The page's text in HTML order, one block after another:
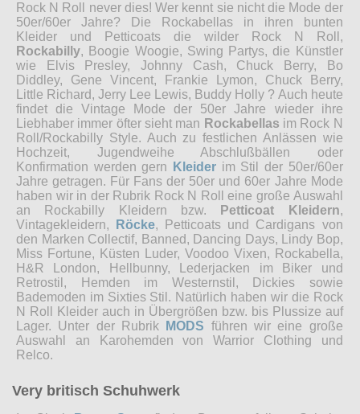
Rock N Roll never dies! Wer kennt sie nicht die Mode der
50er/60er Jahre? Die Rockabellas in ihren bunten
Kleider und Petticoats die wilder Rock N Roll,
Rockabilly, Boogie Woogie, Swing Partys, die Künstler
wie Elvis Presley, Johnny Cash, Chuck Berry, Bo
Diddley, Gene Vincent, Frankie Lymon, Chuck Berry,
Little Richard, Jerry Lee Lewis, Buddy Holly ? Auch heute
findet die Vintage Mode der 50er Jahre wieder ihre
Liebhaber immer öfter sieht man Rockabellas im Rock N
Roll/Rockabilly Style. Auch zu festlichen Anlässen wie
Hochzeit, Jugendweihe Abschlußbällen oder
Konfirmation werden gern
Kleiderim Stil der 50er/60er
Jahre getragen. Für Fans der 50er und 60er Jahre Mode
haben wir in der Rubrik Rock N Roll eine große Auswahl
an Rockabilly Kleidern bzw.
Petticoat Kleidern,
Vintagekleidern,
Röcke, Petticoats und Cardigans von
den Marken Collectif, Banned, Dancing Days, Lindy Bop,
Miss Fortune, Küsten Luder, Voodoo Vixen, Rockabella,
H&R London, Hellbunny, Lederjacken im Biker und
Retrostil, Hemden im Westernstil, Dickies sowie
Bademoden im Sixties Stil. Natürlich haben wir die Rock
N Roll Kleider auch in Übergrößen bzw. bis Plussize auf
Lager. Unter der Rubrik
MODS führen wir eine große
Auswahl an Karohemden von Warrior Clothing und
Relco.
Very britisch Schuhwerk